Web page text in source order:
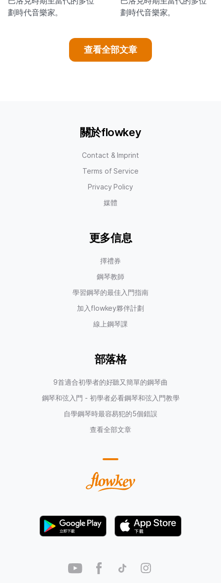
劃時代音樂家。
劃時代音樂家。
查看全部文章
關於flowkey
Contact & Imprint
Terms of Service
Privacy Policy
媒體
更多信息
擇禮券
鋼琴教師
學習鋼琴的最佳入門指南
加入flowkey夥伴計劃
線上鋼琴課
部落格
9首適合初學者的好聽又簡單的鋼琴曲
鋼琴和弦入門 - 初學者必看鋼琴和弦入門教學
自學鋼琴時最容易犯的5個錯誤
查看全部文章